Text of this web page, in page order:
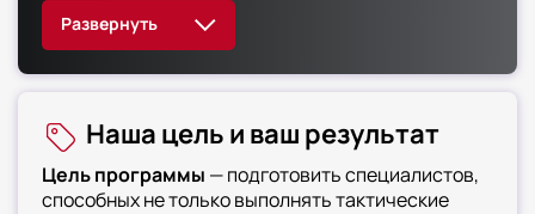
освоение современных технологий и
подходов, а также на развитие практических
навыков, необходимых для успешной работы
Наша цель и ваш результат
Цель программы — подготовить специалистов,
способных не только выполнять тактические